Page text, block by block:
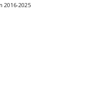
2016-2025